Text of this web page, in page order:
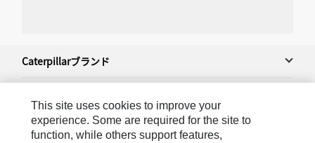
Caterpillarブランド
Caterpillar.com
Caterpillarジャパンへのお問い合わせ＆連絡先
This site uses cookies to improve your
experience. Some are required for the site to
function, while others support features,